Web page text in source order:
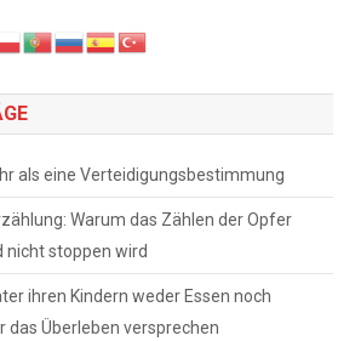
als eine Verteidigungsbestimmung
Warum das Zählen der Opfer
nicht stoppen wird
ihren Kindern weder Essen noch
das Überleben versprechen